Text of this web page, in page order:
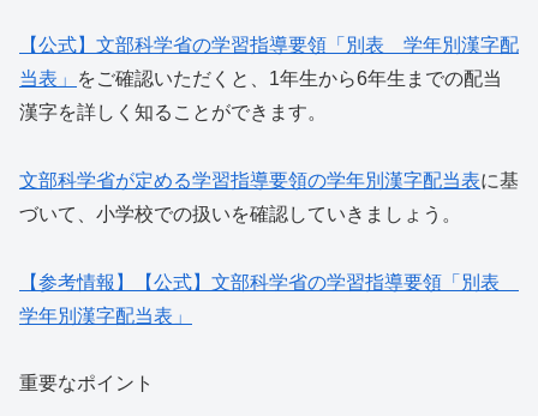
【公式】文部科学省の学習指導要領「別表 学年別漢字配
当表」
をご確認いただくと、1年生から6年生までの配当
漢字を詳しく知ることができます。
文部科学省が定める学習指導要領の学年別漢字配当表に基
づいて、小学校での扱いを確認していきましょう。
【参考情報】【公式】文部科学省の学習指導要領「別表
学年別漢字配当表」
重要なポイント